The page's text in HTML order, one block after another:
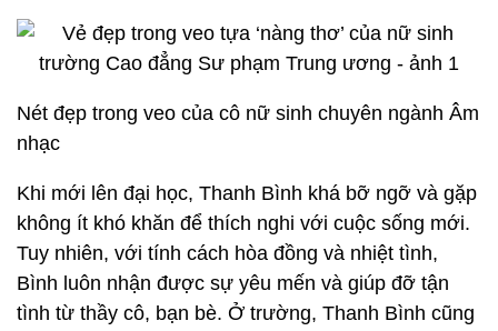
Nét đẹp trong veo của cô nữ sinh chuyên ngành Âm
nhạc
Khi mới lên đại học, Thanh Bình khá bỡ ngỡ và gặp
không ít khó khăn để thích nghi với cuộc sống mới.
Tuy nhiên, với tính cách hòa đồng và nhiệt tình,
Bình luôn nhận được sự yêu mến và giúp đỡ tận
tình từ thầy cô, bạn bè. Ở trường, Thanh Bình cũng